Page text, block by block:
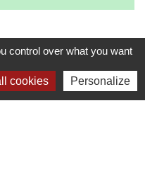
control over what you want
cookies Personalize